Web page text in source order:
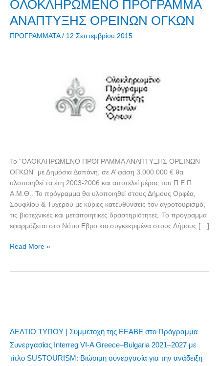
ΟΛΟΚΛΗΡΩΜΕΝΟ ΠΡΟΓΡΑΜΜΑ
ΑΝΑΠΤΥΞΗΣ OΡΕΙΝΩΝ ΟΓΚΩΝ
ΠΡΟΓΡΑΜΜΑΤΑ/ 12 Σεπτεμβρίου 2015
Το “ΟΛΟΚΛΗΡΩΜΕΝΟ ΠΡΟΓΡΑΜΜΑ ΑΝΑΠΤΥΞΗΣ OΡΕΙΝΩΝ
ΟΓΚΩΝ” με Δημόσια Δαπάνη, σε A’ φάση 3.000.000 € θα
υλοποιηθεί τα έτη 2003-2006 και αποτελεί μέρος του Π.Ε.Π.
Α.Μ.Θ.. Το πρόγραμμα θα υλοποιηθεί στους Δήμους Ορφέα,
Σουφλίου & Τυχερού με κύριες κατευθύνσεις τον αγροτουρισμό,
τις βιοτεχνικές και μεταποιητικές δραστηριότητες. Το πρόγραμμα
εφαρμόζεται στο Νότιο Εβρο και συγκεκριμένα στους Δήμους […]
ΑΝΑΠΤΥΞΗΣ
OΡΕΙΝΩΝ
Read More »
ΔΕΛΤΙΟ ΤΥΠΟΥ | Συμμετοχή της ΕΕΑΒΕ στο Πρόγραμμα
Συνεργασίας Interreg VI-A Greece–Bulgaria 2021–2027 με
τίτλο SUSTOURISM: Βιώσιμη συνεργασία για την ανάδειξη